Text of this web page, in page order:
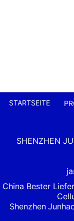
STARTSEITE
SHENZHEN
China Bester
Shenzhen